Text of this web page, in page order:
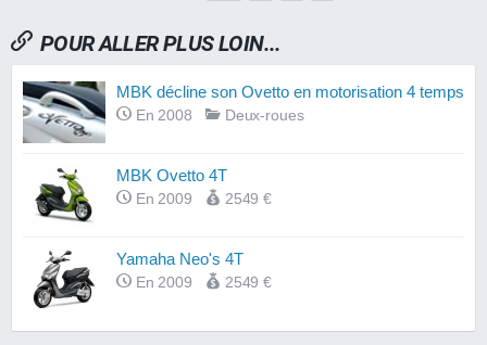
POUR ALLER PLUS LOIN...
MBK décline son Ovetto en motorisation 4 temps
En 2008 Deux-roues
MBK Ovetto 4T
En 2009 2549 €
Yamaha Neo's 4T
En 2009 2549 €